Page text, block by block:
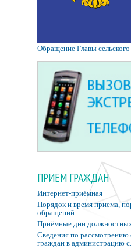
Обращение Главы
ПРИЕМ ГРАЖДАН
Интернет-приёмная
Порядок и время приема,
обращений
Приёмные дни
Сведения по
граждан в администрацию